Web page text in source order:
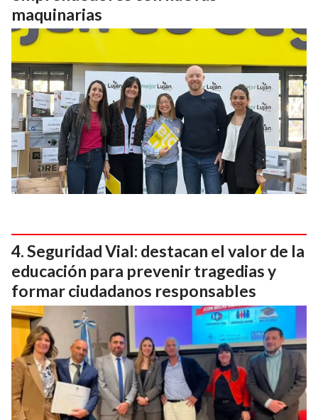
maquinarias
Seguridad Vial: destacan el valor de la
educación para prevenir tragedias y
formar ciudadanos responsables